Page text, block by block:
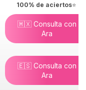
100% de aciertos⭐
🇲🇽 Consulta con
Ara
🇪🇸 Consulta con
Ara